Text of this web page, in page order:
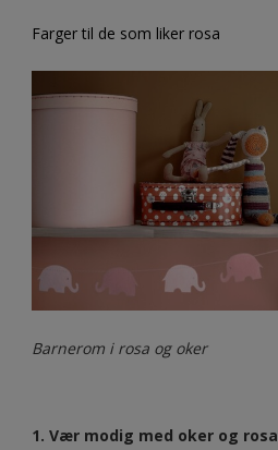
Farger til de som liker rosa
Barnerom i rosa og oker
1. Vær modig med oker og rosa